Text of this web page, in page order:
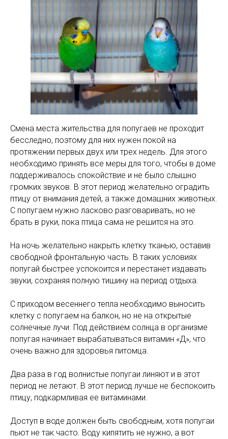
Смена места жительства для попугаев не проходит
бесследно, поэтому для них нужен покой на
протяжении первых двух или трех недель. Для этого
необходимо принять все меры для того, чтобы в доме
поддерживалось спокойствие и не было слышно
громких звуков. В этот период желательно оградить
птицу от внимания детей, а также домашних животных.
С попугаем нужно ласково разговаривать, но не
брать в руки, пока птица сама не решится на это.
На ночь желательно накрыть клетку тканью, оставив
свободной фронтальную часть. В таких условиях
попугай быстрее успокоится и перестанет издавать
звуки, сохраняя полную тишину на период отдыха.
С приходом весеннего тепла необходимо выносить
клетку с попугаем на балкон, но не на открытые
солнечные лучи. Под действием солнца в организме
попугая начинает вырабатываться витамин «Д», что
очень важно для здоровья питомца.
Два раза в год волнистые попугаи линяют и в этот
период не летают. В этот период лучше не беспокоить
птицу, подкармливая ее витаминами.
Доступ в воде должен быть свободным, хотя попугаи
пьют не так часто. Воду кипятить не нужно, а вот